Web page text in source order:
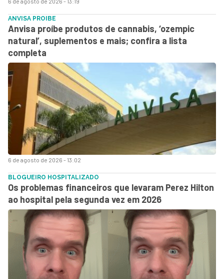
6 de agosto de 2026 - 13:02
ANVISA PROIBE
Anvisa proíbe produtos de cannabis, ‘ozempic
natural’, suplementos e mais; confira a lista
completa
BLOGUEIRO HOSPITALIZADO
Os problemas financeiros que levaram Perez Hilton
ao hospital pela segunda vez em 2026